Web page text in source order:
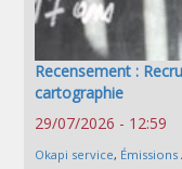
Recensement :
cartographie
29/07/2026 - 12:59
Okapi service, Émissions